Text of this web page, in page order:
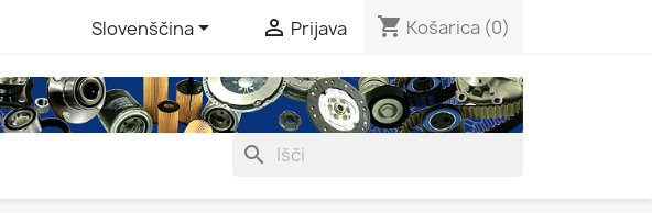
Slovenščina  Prijava shopping_cart Košarica (0)
search